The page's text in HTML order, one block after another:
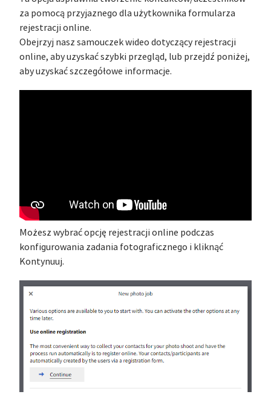
za pomocą przyjaznego dla użytkownika formularza
rejestracji online.
Obejrzyj nasz samouczek wideo dotyczący rejestracji
online, aby uzyskać szybki przegląd, lub przejdź poniżej,
aby uzyskać szczegółowe informacje.
Możesz wybrać opcję rejestracji online podczas
konfigurowania zadania fotograficznego i kliknąć
Kontynuuj.